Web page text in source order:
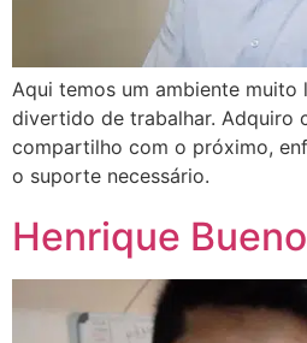
Aqui temos um ambiente muito
divertido de trabalhar. Adquiro
compartilho com o próximo,
o suporte necessário.
Henrique Bueno